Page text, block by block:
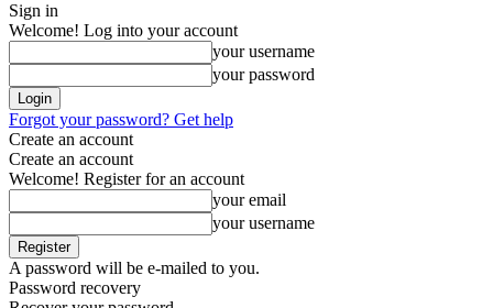
Sign in
Welcome! Log into your account
your username
your password
Forgot your password? Get help
Create an account
Create an account
Welcome! Register for an account
your email
your username
A password will be e-mailed to you.
Password recovery